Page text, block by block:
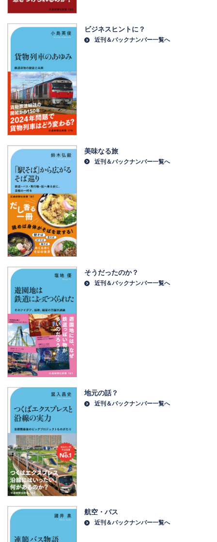
ビジネスヒントに？
近刊＆バックナンバー一覧へ
美味なる旅
近刊＆バックナンバー一覧へ
そうだったのか？
近刊＆バックナンバー一覧へ
地元の話？
近刊＆バックナンバー一覧へ
航空・バス
近刊＆バックナンバー一覧へ